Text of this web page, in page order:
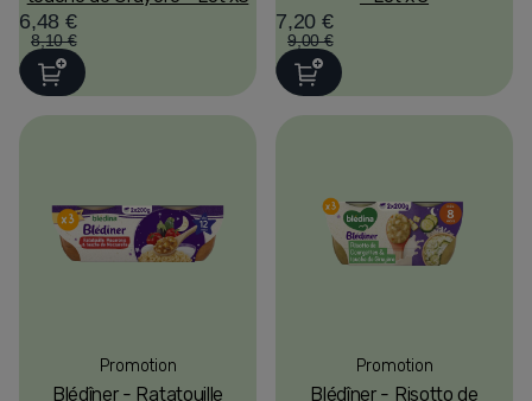
6,48 €
8,10 €
7,20 €
9,00 €
Promotion
Blédîner - Ratatouille
Promotion
Blédîner - Risotto de